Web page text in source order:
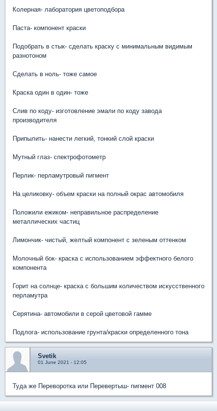
Колерная- лаборатория цветоподбора
Паста- компонент краски
Подобрать в стык- сделать краску с минимальным видимым
разнотоном
Сделать в ноль- тоже самое
Краска один в один- тоже
Слив по коду- изготовление эмали по коду завода
производителя
Припылить- нанести легкий, тонкий слой краски
Мутный глаз- спектрофотометр
Перлик- перламутровый пигмент
На целиковку- объем краски на полный окрас автомобиля
Положили ежиком- неправильное распределение
металлических частиц
Лимончик- чистый, желтый компонент с зеленым оттенком
Молочный бок- краска с использованием эффектного белого
компонента
Горит на солнце- краска с большим количеством искусственного
перламутра
Серятина- автомобили в серой цветовой гамме
Подлога- использование грунта/краски определенного тона
Svetik
01 June 2021 - 12:05
Туда же Переворотка или Перевертыш- пигмент 008